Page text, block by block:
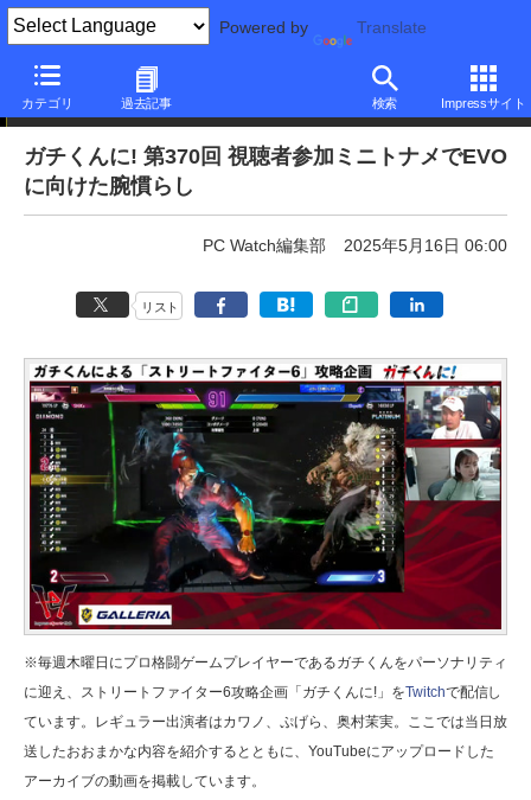
Powered by Translate
カテゴリ 過去記事 検索 Impressサイト
ニュース
ガチくんに! 第370回 視聴者参加ミニトナメでEVO
に向けた腕慣らし
PC Watch編集部 2025年5月16日 06:00
リスト
※毎週木曜日にプロ格闘ゲームプレイヤーであるガチくんをパーソナリティ
に迎え、ストリートファイター6攻略企画「ガチくんに!」をTwitchで配信し
ています。レギュラー出演者はカワノ、ぷげら、奥村茉実。ここでは当日放
送したおおまかな内容を紹介するとともに、YouTubeにアップロードした
アーカイブの動画を掲載しています。